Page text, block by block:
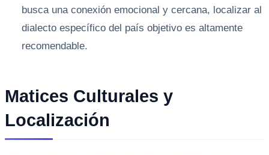
busca una conexión emocional y cercana, localizar al
dialecto específico del país objetivo es altamente
recomendable.
Matices Culturales y
Localización